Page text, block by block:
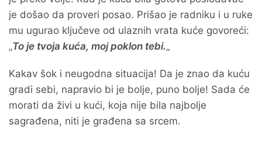
je došao da proveri posao. Prišao je radniku i u ruke
mu ugurao ključeve od ulaznih vrata kuće govoreći:
„To je tvoja kuća, moj poklon tebi.„
Kakav šok i neugodna situacija! Da je znao da kuću
gradi sebi, napravio bi je bolje, puno bolje! Sada će
morati da živi u kući, koja nije bila najbolje
sagrađena, niti je građena sa srcem.